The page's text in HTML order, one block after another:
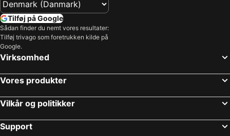
Tilføj på Google
Sådan finder du nemt vores resultater:
Tilføj trivago som foretrukken kilde på
Google.
Virksomhed
Vores produkter
Vilkår og politikker
Support